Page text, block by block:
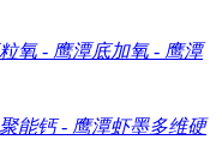
氧 - 鹰潭底加氧 - 鹰潭
能钙 - 鹰潭虾墨多维硬